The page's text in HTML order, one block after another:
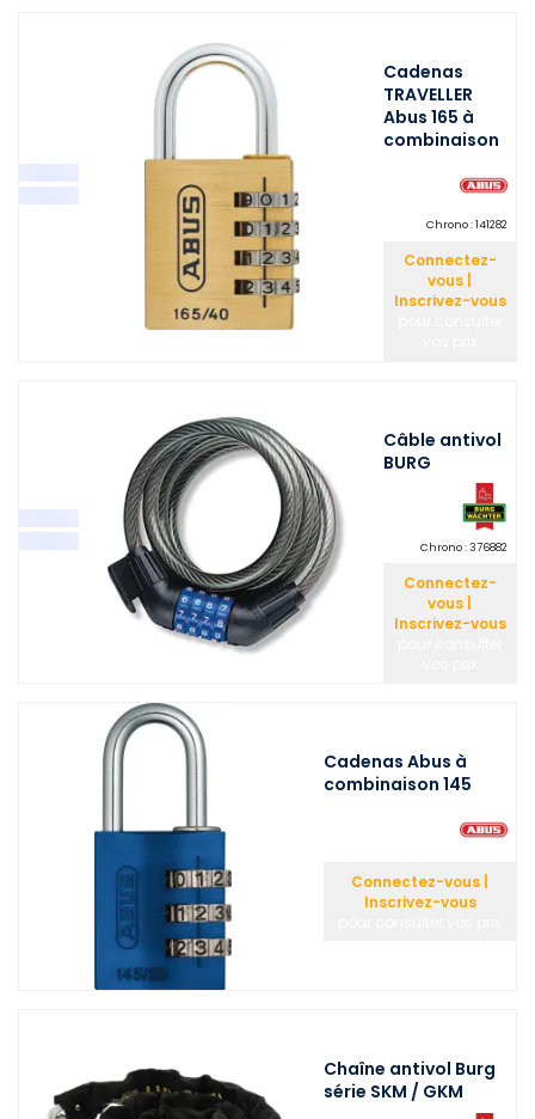
Cadenas
TRAVELLER
Abus 165 à
combinaison
Chrono : 141282
Connectez-
vous |
Inscrivez-vous
Câble antivol
BURG
Chrono : 376882
Connectez-
vous |
Inscrivez-vous
Cadenas Abus à
combinaison 145
Connectez-vous |
Inscrivez-vous
Chaîne antivol Burg
série SKM / GKM